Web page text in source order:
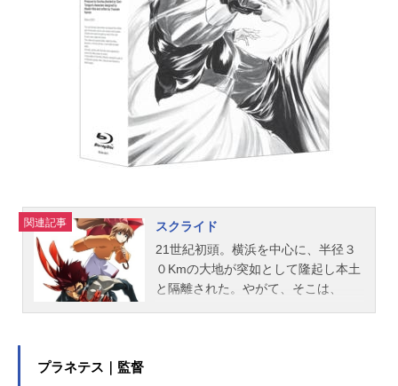
るために戦うことを余儀なくされ
る……。作品名無限のリヴァイアス
放送形態TVアニメスケジュール1999
年10月6日（水）～2000年3月29日
（水）テレビ東京系話数全26話キャ
スト相葉昴治：白鳥哲相葉祐希：保
志総一朗尾瀬イクミ：関智一蓬仙あ
おい：桑島法子和泉こずえ：丹下桜
ブルー：檜山修之ルクスン・北条：
島田敏シュタイン・ヘイガー：千葉
一伸チック・クラート：遠近孝一チ
ャーリー：桜井敏治ラン・ラックモ
ルデ：豊口めぐみパット・キャンベ
関連記事
スクライド
21世紀初頭。横浜を中心に、半径３
０Kmの大地が突如として隆起し本土
と隔離された。やがて、そこは、
プラネテス｜監督